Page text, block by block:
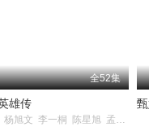
全52集
雄传
主演：杨旭文 李一桐 陈星旭 孟子义 代文雯 赵立新 苗侨伟 黑子 吕良伟 宁文彤 刘智扬 王奎荣 肖茵 邵峰 韩栋 李宗翰 刘芊含 邵兵 曾黎 米露 余皑磊 侯瑞祥 宗峰岩 郑斌辉 林依晨 袁弘 周